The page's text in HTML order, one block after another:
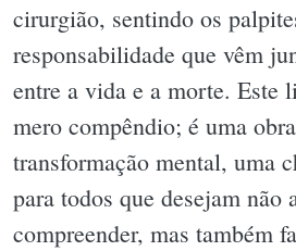
cirurgião, sentindo os
responsabilidade que vêm
entre a vida e a morte. Este
mero compêndio; é uma
transformação mental, uma
para todos que desejam não
compreender, mas também